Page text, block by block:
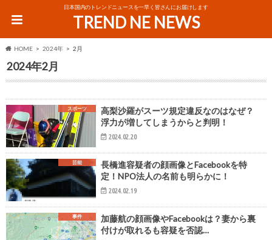
日本国内のトレンドニュースを一早く皆さんにお届けします
TREND NE NEWS
HOME 2024年 2月
2024年2月
スポーツ
高梨沙羅がスーツ規定違反なのはなぜ？
浮力が増してしまうからと判明！
2024.02.20
芸能
長橋進容疑者の顔画像とFacebookを特
定！NPO法人の名前も明らかに！
2024.02.19
事件
加藤航の顔画像やFacebookは？妻から裏
付けが取れるも容疑を否認…